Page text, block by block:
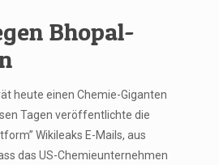
Bhopal-
heute einen Chemie-Giganten
Tagen veröffentlichte die
Wikileaks E-Mails, aus
das US-Chemieunternehmen